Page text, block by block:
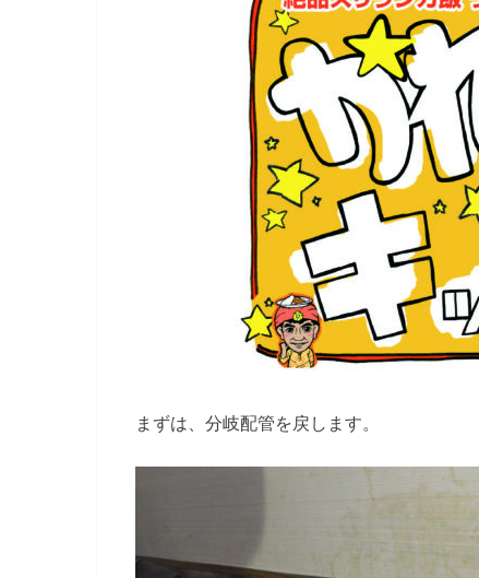
まずは、分岐配管を戻します。